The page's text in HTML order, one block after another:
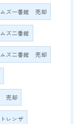
ムズ一番館 売却
ズ二番館
ムズ二番館 売却
売却
レンザ